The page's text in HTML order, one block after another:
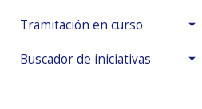
Tramitación en curso
Buscador de iniciativas